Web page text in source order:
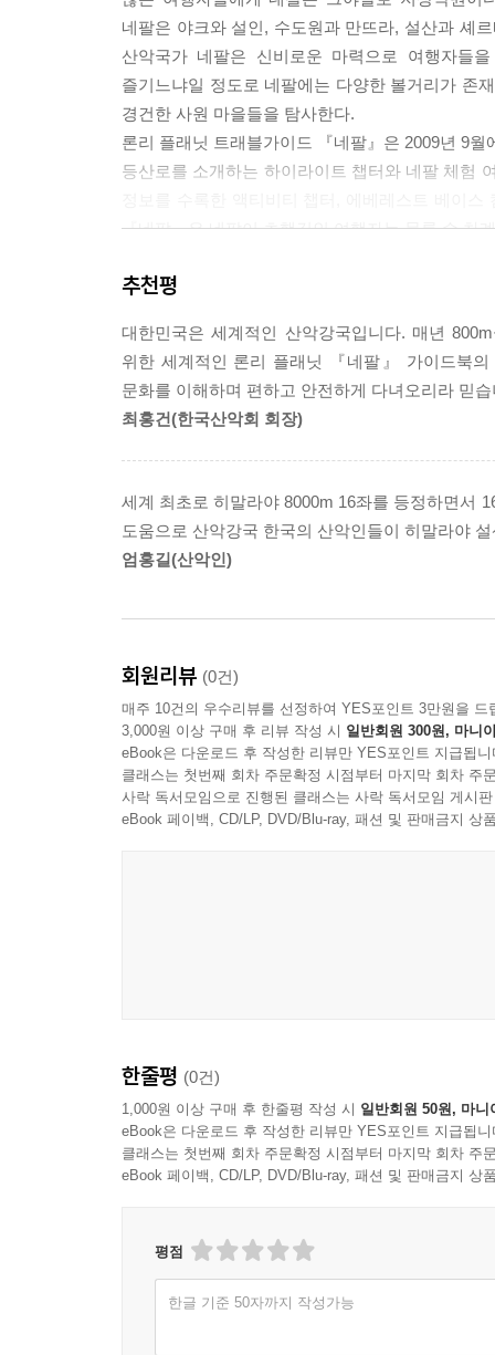
네팔은 야크와 설인, 수도원과 만뜨라, 설산과 셰
산악국가 네팔은 신비로운 마력으로 여행자들
즐기느냐일 정도로 네팔에는 다양한 볼거리가 존
경건한 사원 마을들을 탐사한다.
론리 플래닛 트래블가이드 『네팔』은 2009년 9
등산로를 소개하는 하이라이트 챕터와 네팔 체험
『네팔』은 네팔이 초행길인 여행자는 물론 수 차
추천평
대한민국은 세계적인 산악강국입니다. 매년
위한 세계적인 론리 플래닛 『네팔』 가이드북
문화를 이해하며 편하고 안전하게 다녀오리라 믿
최홍건(한국산악회 회장)
세계 최초로 히말라야 8000m 16좌를 등정하면서
도움으로 산악강국 한국의 산악인들이 히말라야
엄홍길(산악인)
회원리뷰 (0건)
매주 10건의 우수리뷰를 선정하여 YES포인트 3만원을 드
3,000원 이상 구매 후 리뷰 작성 시 일반회원 300원, 마니
eBook은 다운로드 후 작성한 리뷰만 YES포인트 지급됩니
클래스는 첫번째 회차 주문확정 시점부터 마지막 회차 주
사락 독서모임으로 진행된 클래스는 사락 독서모임 게시
eBook 페이백, CD/LP, DVD/Blu-ray, 패션 및 판매금지 상
한줄평 (0건)
1,000원 이상 구매 후 한줄평 작성 시 일반회원 50원, 마니
eBook은 다운로드 후 작성한 리뷰만 YES포인트 지급됩니
클래스는 첫번째 회차 주문확정 시점부터 마지막 회차 주
eBook 페이백, CD/LP, DVD/Blu-ray, 패션 및 판매금지 상
평점
한글 기준 50자까지 작성가능